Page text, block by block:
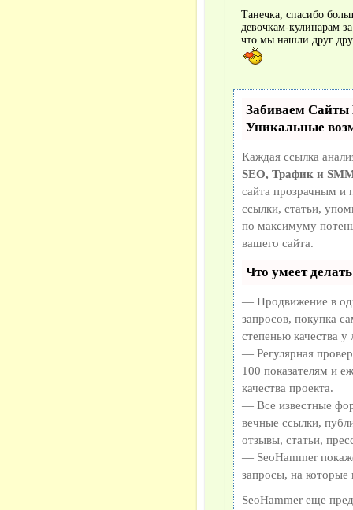
Танечка, спасибо
девочкам-кулинарам
что мы нашли друг
Забиваем
Уникальные
Каждая ссылка
SEO, Трафик и
сайта прозрачным и
ссылки, статьи,
по максимуму
вашего сайта.
Что умеет
— Продвижение в
запросов, покупка
степенью качества
— Регулярная
100 показателям и
качества проекта.
— Все известные
вечные ссылки,
отзывы, статьи,
— SeoHammer
запросы, на
SeoHammer еще